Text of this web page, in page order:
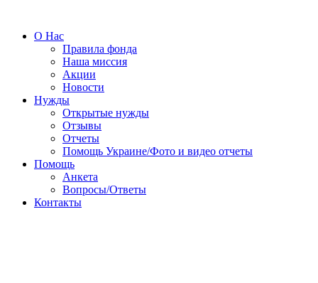
О Нас
Правила фонда
Наша миссия
Акции
Новости
Нужды
Открытые нужды
Отзывы
Отчеты
Помощь Украине/Фото и видео отчеты
Помощь
Анкета
Вопросы/Ответы
Контакты